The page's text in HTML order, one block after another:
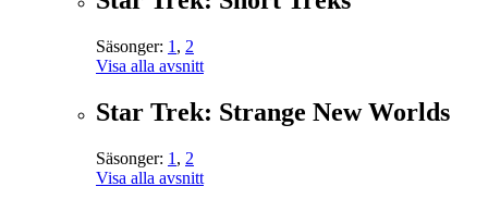
Säsonger: 1 , 2
Visa alla avsnitt
Star Trek: Strange New Worlds
Säsonger: 1 , 2
Visa alla avsnitt